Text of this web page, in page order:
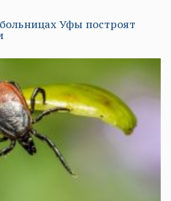
Уфы построят